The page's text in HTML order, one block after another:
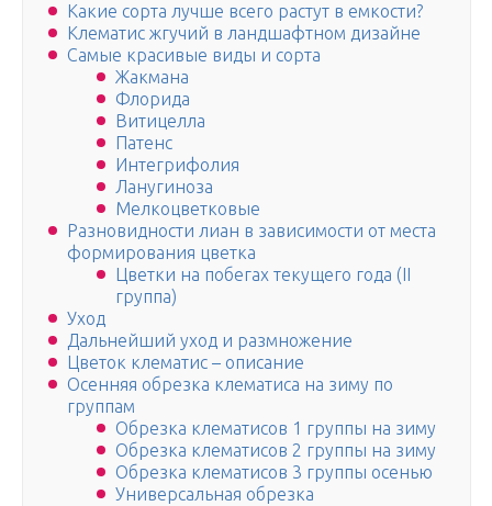
Какие сорта лучше всего растут в емкости?
Клематис жгучий в ландшафтном дизайне
Самые красивые виды и сорта
Жакмана
Флорида
Витицелла
Патенс
Интегрифолия
Ланугиноза
Мелкоцветковые
Разновидности лиан в зависимости от места
формирования цветка
Цветки на побегах текущего года (II
группа)
Уход
Дальнейший уход и размножение
Цветок клематис – описание
Осенняя обрезка клематиса на зиму по
группам
Обрезка клематисов 1 группы на зиму
Обрезка клематисов 2 группы на зиму
Обрезка клематисов 3 группы осенью
Универсальная обрезка